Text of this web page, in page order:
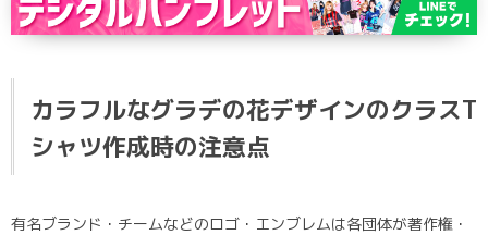
カラフルなグラデの花デザインのクラスT
シャツ作成時の注意点
有名ブランド・チームなどのロゴ・エンブレムは各団体が著作権・
フルカラー